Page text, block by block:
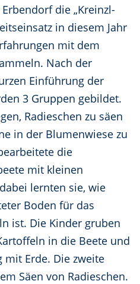
die „Kreinzl-
in diesem Jahr
mit dem
Nach der
Einführung der
3 Gruppen gebildet.
Radieschen zu säen
in der Blumenwiese zu
die
mit kleinen
lernten sie, wie
Boden für das
ist. Die Kinder gruben
in die Beete und
mit Erde. Die zweite
Säen von Radieschen.